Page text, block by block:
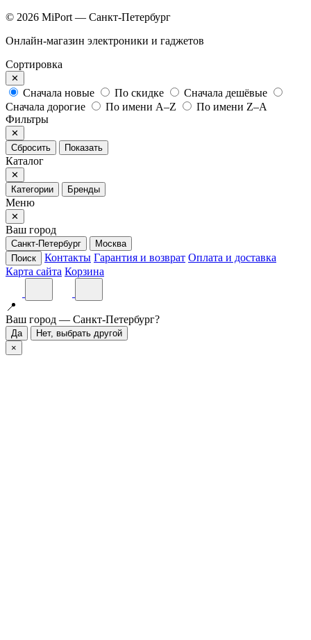
© 2026 MiPort — Санкт-Петербург
Онлайн-магазин электроники и гаджетов
Сортировка
✕
Сначала новые По скидке
Сначала дешёвые
Сначала дорогие
По имени A–Z
По имени Z–A
Фильтры
✕
Сбросить
Показать
Каталог
✕
Категории
Бренды
Меню
✕
Ваш город
Санкт-Петербург
Москва
Поиск
Контакты Гарантия и возврат Оплата и доставка
Карта сайта Корзина
📍
Ваш город — Санкт-Петербург?
Да
Нет, выбрать другой
×